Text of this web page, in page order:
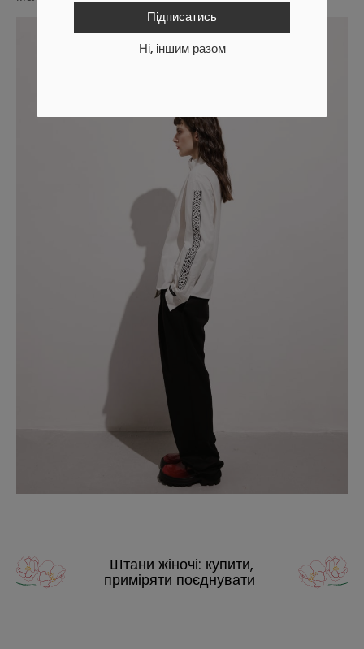
Підписатись
Ні, іншим разом
Штани жіночі: купити,
приміряти поєднувати